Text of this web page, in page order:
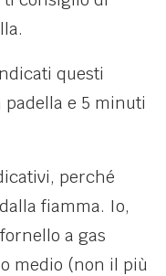
questi
e 5 minuti
perché
fiamma. Io,
a gas
medio (non il più